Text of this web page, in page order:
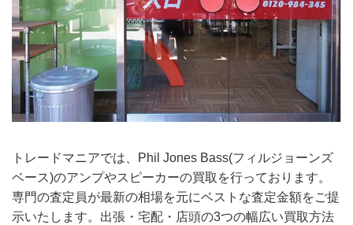
トレードマニアでは、Phil Jones Bass(フィルジョーンズ
ベース)のアンプやスピーカーの買取を行っております。
専門の査定員が最新の相場を元にベストな査定金額をご提
示いたします。出張・宅配・店頭の3つの幅広い買取方法